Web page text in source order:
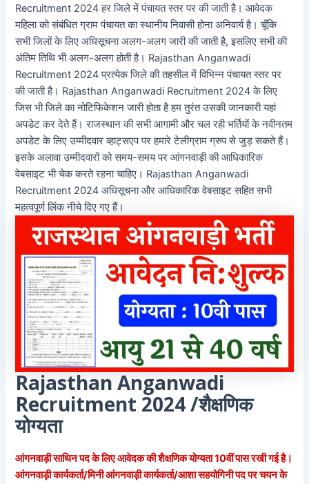
Recruitment 2024 हर जिले में पंचायत स्तर पर की जाती है। आवेदक
महिला को संबंधित ग्राम पंचायत का स्थानीय निवासी होना अनिवार्य है। चूँकि
सभी जिलों के लिए अधिसूचना अलग-अलग जारी की जाती है, इसलिए सभी की
अंतिम तिथि भी अलग-अलग होती है। Rajasthan Anganwadi
Recruitment 2024 प्रत्येक जिले की तहसील में विभिन्न पंचायत स्तर पर
की जाती है। Rajasthan Anganwadi Recruitment 2024 के लिए
जिस भी जिले का नोटिफिकेशन जारी होता है हम तुरंत उसकी जानकारी यहां
अपडेट कर देते हैं। राजस्थान की सभी आगामी और चल रही भर्तियों के नवीनतम
अपडेट के लिए उम्मीदवार व्हाट्सएप पर हमारे टेलीग्राम ग्रुप से जुड़ सकते हैं।
इसके अलावा उम्मीदवारों को समय-समय पर आंगनवाड़ी की आधिकारिक
वेबसाइट भी चेक करते रहना चाहिए। Rajasthan Anganwadi
Recruitment 2024 अधिसूचना और आधिकारिक वेबसाइट सहित सभी
महत्वपूर्ण लिंक नीचे दिए गए हैं।
Rajasthan Anganwadi
Recruitment 2024 /शैक्षणिक
योग्यता
आंगनवाड़ी साथिन पद के लिए आवेदक की शैक्षणिक योग्यता 10वीं पास रखी गई है।
आंगनवाड़ी कार्यकर्ता/मिनी आंगनवाड़ी कार्यकर्ता/आशा सहयोगिनी पद पर चयन के